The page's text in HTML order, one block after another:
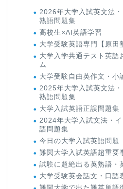
2026年大学入試英文法
熟語問題集
高校生×AI英語学習
大学受験英語専門【原田
大学入学共通テスト英語
ム
大学受験自由英作文・小
2025年大学入試英文法
熟語問題集
大学入試英語正誤問題集
2024年大学入試文法・
語問題集
今日の大学入試英語問題
難関大学入試英語超重要
試験に超絶出る英熟語・
大学受験英会話文・口語
英語名言・
い英語＆素